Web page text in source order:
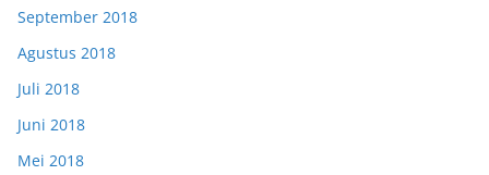
September 2018
Agustus 2018
Juli 2018
Juni 2018
Mei 2018